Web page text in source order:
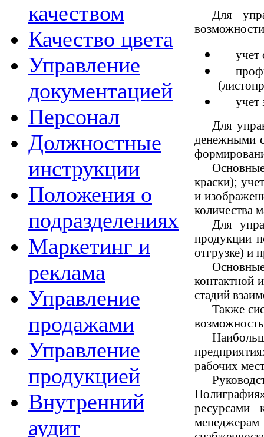
качеством
Качество цвета
Управление
документацией
Персонал
Должностные
инструкции
Положения о
подразделениях
Маркетинг и
реклама
Управление
продажами
Управление
продукцией
Внутренний
аудит
Для
учет
учет
Для
денежными
краски);
и
количества
Для
продукции
отгрузке) и
контактной
стадий
Также
рабочих
ресурсами